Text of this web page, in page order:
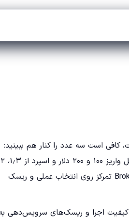
است سه عدد را کنار هم ببینید:
۰ پیپ معرفی شده‌اند و تفاوت اصلی در کمیسیون است. در این راهنمای اختصاصی Brokerir.com تمرکز روی انتخاب عملی و ریسک
کیفیت اجرا و ریسک‌های سرویس‌دهی